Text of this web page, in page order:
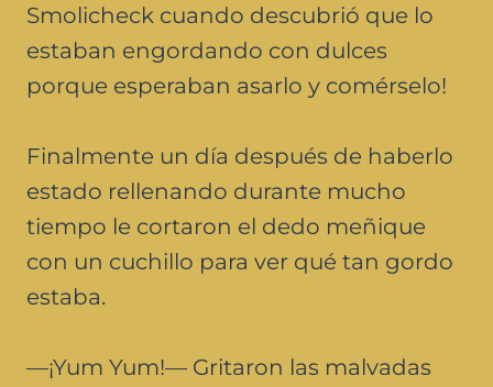
Smolicheck cuando descubrió que lo
estaban engordando con dulces
porque esperaban asarlo y comérselo!
Finalmente un día después de haberlo
estado rellenando durante mucho
tiempo le cortaron el dedo meñique
con un cuchillo para ver qué tan gordo
estaba.
—¡Yum Yum!— Gritaron las malvadas